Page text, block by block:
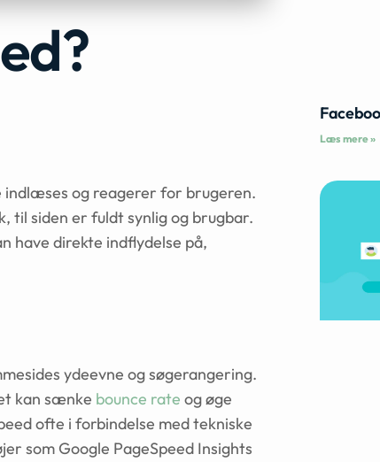
indlæses og reagerer for brugeren.
til siden er fuldt synlig og brugbar.
have direkte indflydelse på,
ydeevne og søgerangering.
kan sænke bounce rate og øge
ofte i forbindelse med tekniske
som Google PageSpeed Insights
Læs mere »